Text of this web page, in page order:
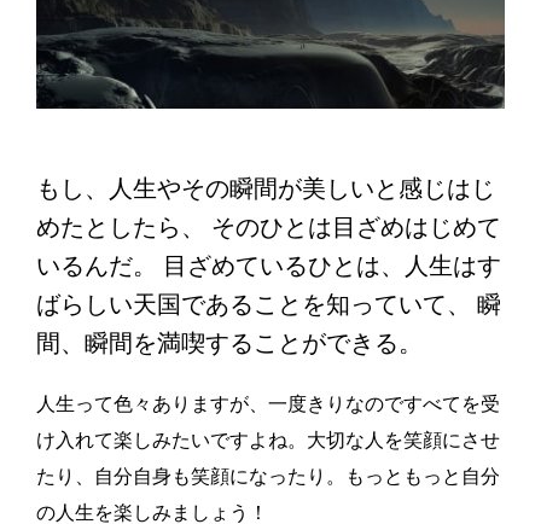
もし、人生やその瞬間が美しいと感じはじ
めたとしたら、 そのひとは目ざめはじめて
いるんだ。 目ざめているひとは、人生はす
ばらしい天国であることを知っていて、 瞬
間、瞬間を満喫することができる。
人生って色々ありますが、一度きりなのですべてを受
け入れて楽しみたいですよね。大切な人を笑顔にさせ
たり、自分自身も笑顔になったり。もっともっと自分
の人生を楽しみましょう！